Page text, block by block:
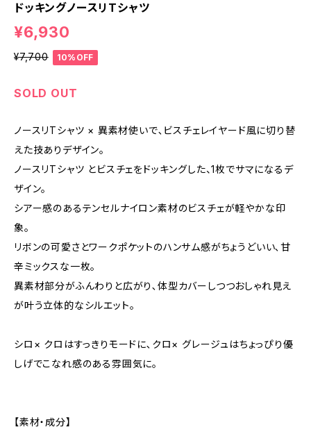
ドッキングノースリTシャツ
¥6,930
¥7,700 10%OFF
SOLD OUT
ノースリTシャツ × 異素材使いで､ビスチェレイヤード風に切り替
えた技ありデザイン｡
ノースリTシャツ とビスチェをドッキングした、1枚でサマになるデ
ザイン。
シアー感のあるテンセルナイロン素材のビスチェが軽やかな印
象｡
リボンの可愛さとワークポケットのハンサム感がちょうどいい､甘
辛ミックスな一枚｡
異素材部分がふんわりと広がり､体型カバーしつつおしゃれ見え
が叶う立体的なシルエット｡
シロ× クロはすっきりモードに､クロ× グレージュはちょっぴり優
しげでこなれ感のある雰囲気に｡
【素材・成分】